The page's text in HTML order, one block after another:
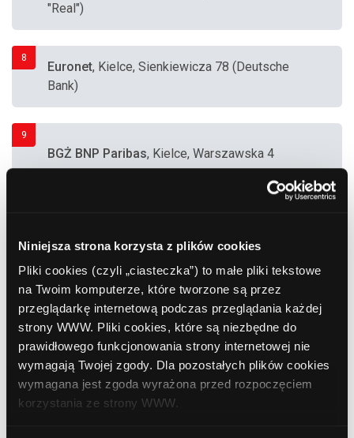
Niniejsza strona korzysta z plików cookies
Pliki cookies (czyli „ciasteczka”) to małe pliki tekstowe
na Twoim komputerze, które tworzone są przez
przeglądarkę internetową podczas przeglądania każdej
strony WWW. Pliki cookies, które są niezbędne do
prawidłowego funkcjonowania strony internetowej nie
wymagają Twojej zgody. Dla pozostałych plików cookies
wymagana jest zgoda wyrażona przed rozpoczęciem
korzystania ze strony WWW.
"Real")
8
Euronet, Kielce, Sienkiewicza 78 (Deutsche
Bank)
9
BGŻ BNP Paribas, Kielce, Warszawska 4
11
Bank Polska Kasa Opieki (PEKAO SA), Kielce,
Al. 1000-lecia Państwa Polskiego 4
12
Bank Polska Kasa Opieki (PEKAO SA)
, Kielce,
Skalista 1